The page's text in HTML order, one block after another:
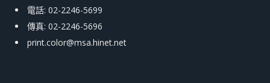
電話: 02-2246-5699
傳真: 02-2246-5696
print.color@msa.hinet.net